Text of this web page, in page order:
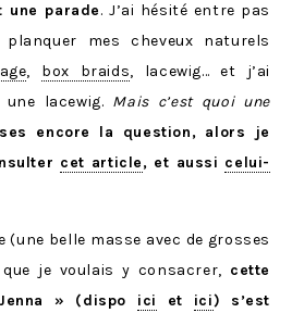
parade. J’ai hésité entre pas
mes cheveux naturels
, box braids, lacewig… et j’ai
lacewig. Mais c’est quoi une
encore la question, alors je
cet article, et aussi celui-
(une belle masse avec de grosses
je voulais y consacrer, cette
» (dispo ici et ici) s’est